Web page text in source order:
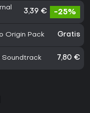
3,39 € -25%
Origin Pack Gratis
Soundtrack 7,80 €